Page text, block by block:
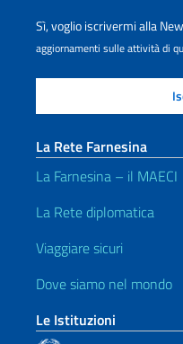
Sì, voglio iscrivermi alla
aggiornamenti sulle attività di
La Rete Farnesina
La Farnesina – il MAECI
La Rete diplomatica
Viaggiare sicuri
Dove siamo nel mondo
Le Istituzioni